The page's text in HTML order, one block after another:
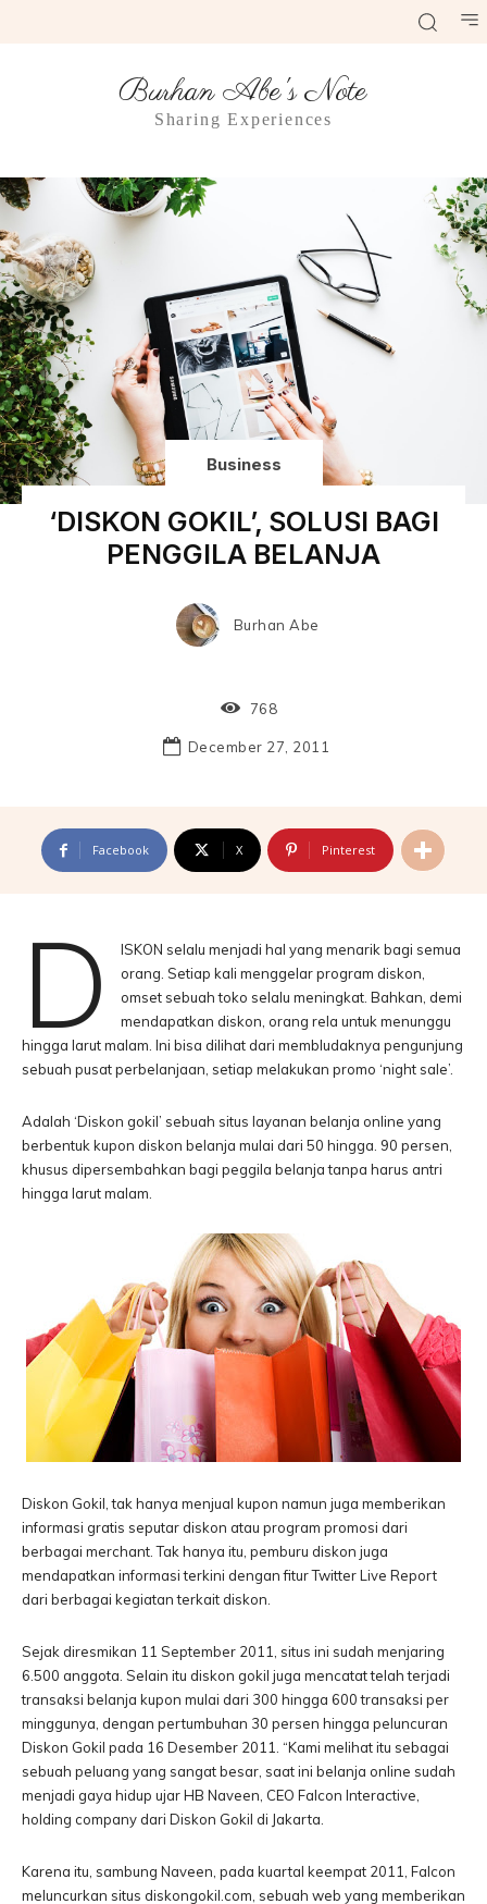
Burhan Abe's Note
Sharing Experiences
Business
‘DISKON GOKIL’, SOLUSI BAGI
PENGGILA BELANJA
Burhan Abe
768
December 27, 2011
Facebook X Pinterest
D
ISKON selalu menjadi hal yang menarik bagi semua
orang. Setiap kali menggelar program diskon,
omset sebuah toko selalu meningkat. Bahkan, demi
mendapatkan diskon, orang rela untuk menunggu
hingga larut malam. Ini bisa dilihat dari membludaknya pengunjung
sebuah pusat perbelanjaan, setiap melakukan promo ‘night sale’.
Adalah ‘Diskon gokil’ sebuah situs layanan belanja online yang
berbentuk kupon diskon belanja mulai dari 50 hingga. 90 persen,
khusus dipersembahkan bagi peggila belanja tanpa harus antri
hingga larut malam.
Diskon Gokil, tak hanya menjual kupon namun juga memberikan
informasi gratis seputar diskon atau program promosi dari
berbagai merchant. Tak hanya itu, pemburu diskon juga
mendapatkan informasi terkini dengan fitur Twitter Live Report
dari berbagai kegiatan terkait diskon.
Sejak diresmikan 11 September 2011, situs ini sudah menjaring
6.500 anggota. Selain itu diskon gokil juga mencatat telah terjadi
transaksi belanja kupon mulai dari 300 hingga 600 transaksi per
minggunya, dengan pertumbuhan 30 persen hingga peluncuran
Diskon Gokil pada 16 Desember 2011. “Kami melihat itu sebagai
sebuah peluang yang sangat besar, saat ini belanja online sudah
menjadi gaya hidup ujar HB Naveen, CEO Falcon Interactive,
holding company dari Diskon Gokil di Jakarta.
Karena itu, sambung Naveen, pada kuartal keempat 2011, Falcon
meluncurkan situs diskongokil.com, sebuah web yang memberikan